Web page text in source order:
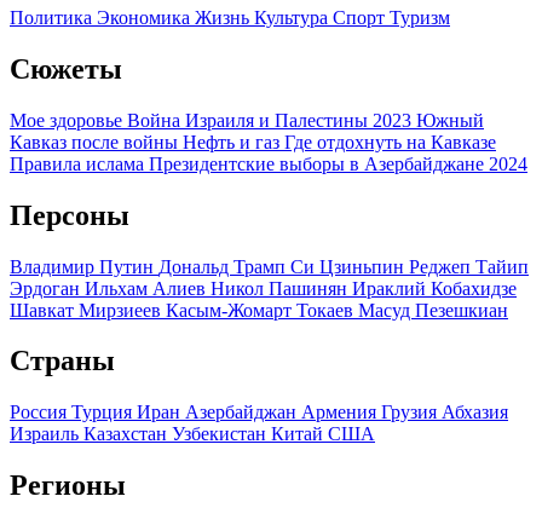
Политика Экономика Жизнь Культура Спорт Туризм
Сюжеты
Мое здоровье Война Израиля и Палестины 2023 Южный
Кавказ после войны Нефть и газ Где отдохнуть на Кавказе
Правила ислама Президентские выборы в Азербайджане 2024
Персоны
Владимир Путин Дональд Трамп Си Цзиньпин Реджеп Тайип
Эрдоган Ильхам Алиев Никол Пашинян Ираклий Кобахидзе
Шавкат Мирзиеев Касым-Жомарт Токаев Масуд Пезешкиан
Страны
Россия Турция Иран Азербайджан Армения Грузия Абхазия
Израиль Казахстан Узбекистан Китай США
Регионы